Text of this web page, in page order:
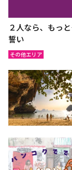
２人なら、もっ
誓い
その他エリア